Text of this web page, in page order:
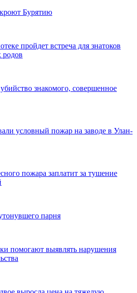
Бурятию
пройдет встреча для знатоков
родов
знакомого, совершенное
условный пожар на заводе в Улан-
пожара заплатит за тушение
парня
помогают выявлять нарушения